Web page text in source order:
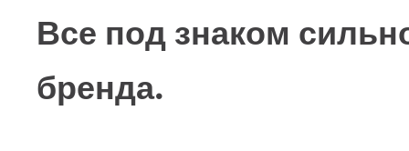
Все под знаком
бренда.